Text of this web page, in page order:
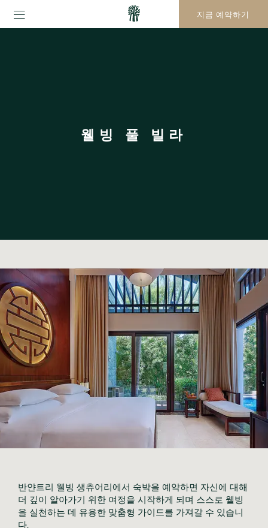
지금 예약하기
웰빙 풀 빌라
반얀트리 웰빙 생츄어리에서 숙박을 예약하면 자신에 대해
더 깊이 알아가기 위한 여정을 시작하게 되며 스스로 웰빙
을 실천하는 데 유용한 맞춤형 가이드를 가져갈 수 있습니
다.